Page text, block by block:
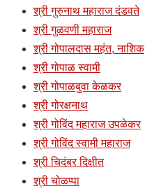
श्री गुरुनाथ महाराज दंडवते
श्री गुळवणी महाराज
श्री गोपालदास महंत, नाशिक
श्री गोपाळ स्वामी
श्री गोपाळबुवा केळकर
श्री गोरक्षनाथ
श्री गोविंद महाराज उपळेकर
श्री गोविंद स्वामी महाराज
श्री चिदंबर दिक्षीत
श्री चोळप्पा